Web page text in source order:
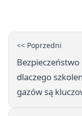
<< Poprzedni
dlaczego
gazów są